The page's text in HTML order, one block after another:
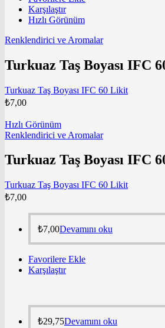
Karşılaştır
Hızlı Görünüm
Renklendirici ve Aromalar
Turkuaz Taş Boyası IFC
Turkuaz Taş Boyası IFC 60 Likit
₺7,00
Hızlı Görünüm
Renklendirici ve Aromalar
Turkuaz Taş Boyası IFC
Turkuaz Taş Boyası IFC 60 Likit
₺7,00
₺7,00Devamını oku
Favorilere Ekle
Karşılaştır
₺29,75Devamını oku